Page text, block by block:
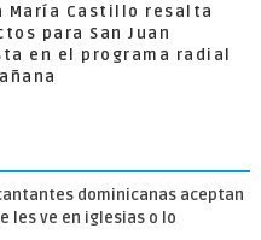
María Castillo resalta
para San Juan
en el programa radial
dominicanas aceptan
les ve en iglesias o lo